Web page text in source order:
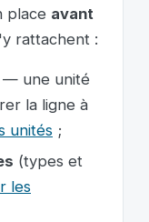
place avant
rattachent :
— une unité
la ligne à
unités ;
(types et
les